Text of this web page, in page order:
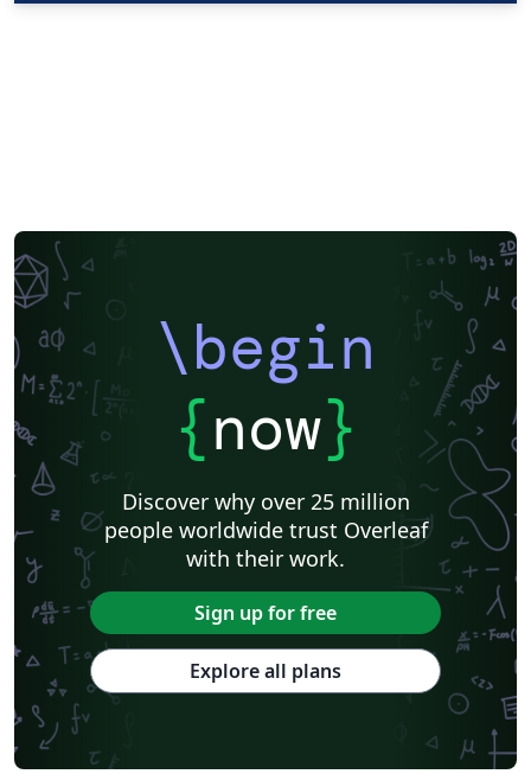
\begin
{now}
Discover why over 25 million
people worldwide trust Overleaf
with their work.
Sign up for free
Explore all plans